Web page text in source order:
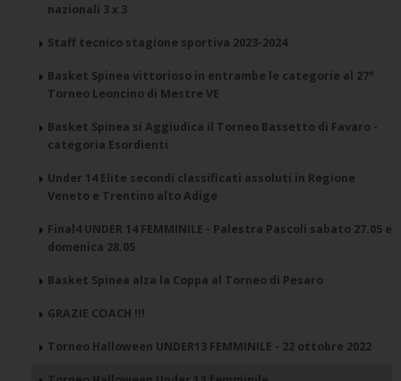
nazionali 3 x 3
Staff tecnico stagione sportiva 2023-2024
Basket Spinea vittorioso in entrambe le categorie al 27°
Torneo Leoncino di Mestre VE
Basket Spinea si Aggiudica il Torneo Bassetto di Favaro -
categoria Esordienti
Under 14 Elite secondi classificati assoluti in Regione
Veneto e Trentino alto Adige
Final4 UNDER 14 FEMMINILE - Palestra Pascoli sabato 27.05 e
domenica 28.05
Basket Spinea alza la Coppa al Torneo di Pesaro
GRAZIE COACH !!!
Torneo Halloween UNDER13 FEMMINILE - 22 ottobre 2022